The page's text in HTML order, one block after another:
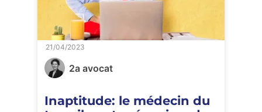
2a avocat
Inaptitude: le médecin du
21/04/2023